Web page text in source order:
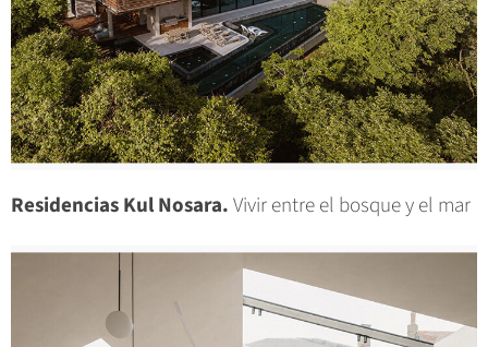
Residencias Kul Nosara.Vivir entre el bosque y el mar